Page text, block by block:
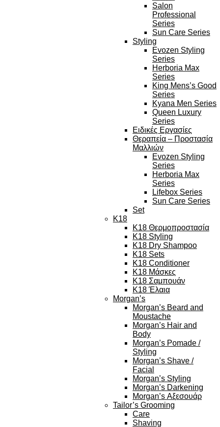
Salon
Professional
Series
Sun Care Series
Styling
Evozen Styling
Series
Herboria Max
Series
King Mens’s Good
Series
Kyana Men Series
Queen Luxury
Series
Ειδικές Εργασίες
Θεραπεία – Προστασία
Μαλλιών
Evozen Styling
Series
Herboria Max
Series
Lifebox Series
Sun Care Series
Set
K18
K18 Θερμοπροστασία
K18 Styling
K18 Dry Shampoo
K18 Sets
K18 Conditioner
K18 Μάσκες
K18 Σαμπουάν
K18 Έλαια
Morgan’s
Morgan’s Beard and
Moustache
Morgan’s Hair and
Body
Morgan’s Pomade /
Styling
Morgan’s Shave /
Facial
Morgan’s Styling
Morgan’s Darkening
Morgan’s Αξεσουάρ
Tailor’s Grooming
Care
Shaving